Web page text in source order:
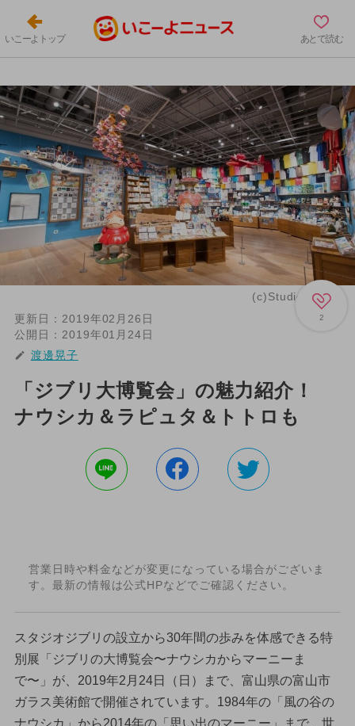
いこーよトップ あとで読む
(c)Studio Ghibli
2
更新日： 2019年02月26日
公開日： 2019年01月24日
渡邊晃子
「ジブリ大博覧会」の魅力紹介！
ナウシカ＆ラピュタ＆トトロも
営業日時や料金などが変更になっている場合がございま
す。最新の情報は公式HPなどでご確認ください。
スタジオジブリの設立から30年間の歩みを体感できる特
別展「ジブリの大博覧会〜ナウシカからマーニーま
で〜」が、2019年2月24日（日）まで、富山県の富山市
ガラス美術館で開催されています。1984年の「風の谷の
ナウシカ」から2014年の「思い出のマーニー」まで、世